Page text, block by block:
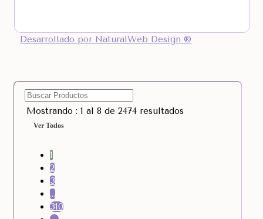
Desarrollado por NaturalWeb Design ®
Mostrando : 1 al 8 de 2474 resultados
Ver Todos
1
2
3
…
310